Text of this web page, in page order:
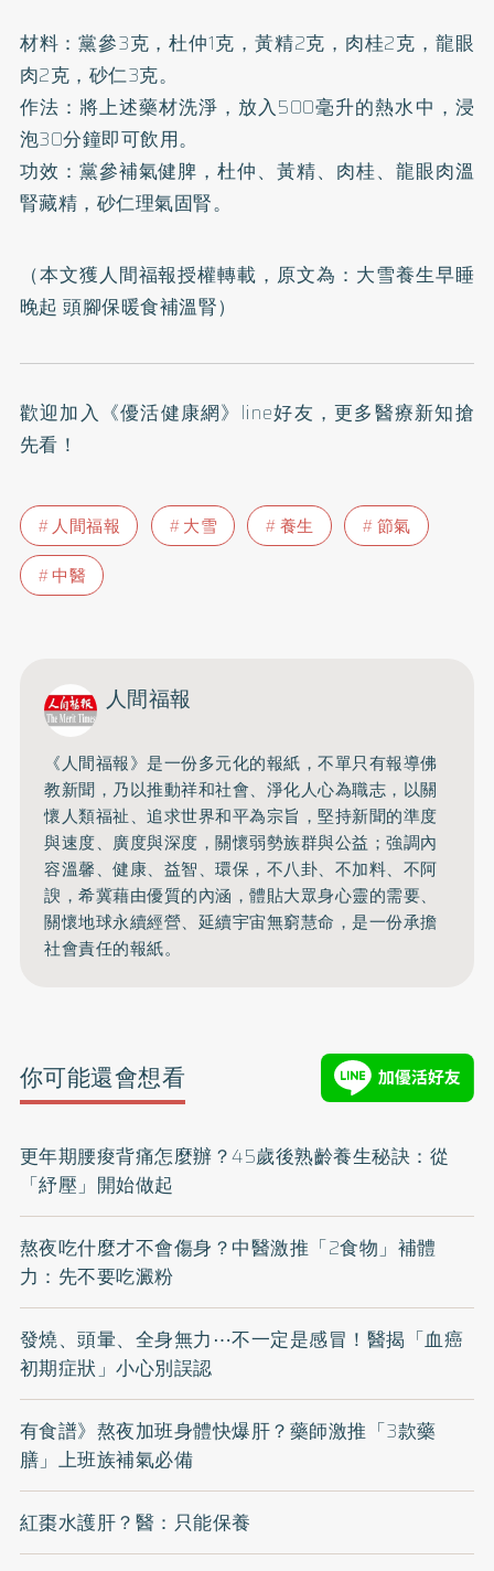
材料：黨參3克，杜仲1克，黃精2克，肉桂2克，龍眼
肉2克，砂仁3克。
作法：將上述藥材洗淨，放入500毫升的熱水中，浸
泡30分鐘即可飲用。
功效：黨參補氣健脾，杜仲、黃精、肉桂、龍眼肉溫
腎藏精，砂仁理氣固腎。
（本文獲人間福報授權轉載，原文為： 大雪養生早睡
晚起 頭腳保暖食補溫腎）
歡迎加入 《優活健康網》line好友 ，更多醫療新知搶
先看！
人間福報 大雪 養生
節氣
中醫
人間福報
《人間福報》是一份多元化的報紙，不單只有報導佛
教新聞，乃以推動祥和社會、淨化人心為職志，以關
懷人類福祉、追求世界和平為宗旨，堅持新聞的準度
與速度、廣度與深度，關懷弱勢族群與公益；強調內
容溫馨、健康、益智、環保，不八卦、不加料、不阿
諛，希冀藉由優質的內涵，體貼大眾身心靈的需要、
關懷地球永續經營、延續宇宙無窮慧命，是一份承擔
社會責任的報紙。
你可能還會想看
更年期腰痠背痛怎麼辦？45歲後熟齡養生秘訣：從
「紓壓」開始做起
熬夜吃什麼才不會傷身？中醫激推「2食物」補體
力：先不要吃澱粉
發燒、頭暈、全身無力⋯不一定是感冒！醫揭「血癌
初期症狀」小心別誤認
有食譜》熬夜加班身體快爆肝？藥師激推「3款藥
膳」上班族補氣必備
紅棗水護肝？醫：只能保養